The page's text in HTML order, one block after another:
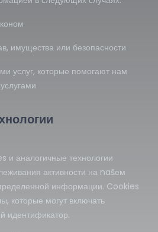
имущества или безопасности
услуг, которые помогают нам
и аналогичные технологии
активности на našем
информации. Cookies
которые могут включать
идентификатор.